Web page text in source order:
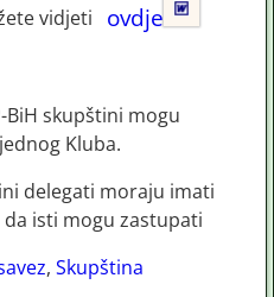
vidjeti ovdje
BiH skupštini mogu
Kluba.
delegati moraju imati
isti mogu zastupati
,Skupština